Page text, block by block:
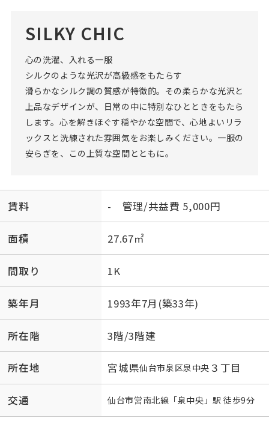
SILKY CHIC
心の洗濯、入れる一服
シルクのような光沢が高級感をもたらす
滑らかなシルク調の質感が特徴的。その柔らかな光沢と
上品なデザインが、日常の中に特別なひとときをもたら
します。心を解きほぐす穏やかな空間で、心地よいリラ
ックスと洗練された雰囲気をお楽しみください。一服の
安らぎを、この上質な空間とともに。
賃料 - 管理/共益費 5,000円
面積 27.67㎡
間取り 1K
築年月 1993年7月(築33年)
所在階 3階/3階建
所在地 宮城県仙台市泉区泉中央 ３丁目
交通 仙台市営南北線 「泉中央 」駅 徒歩9分